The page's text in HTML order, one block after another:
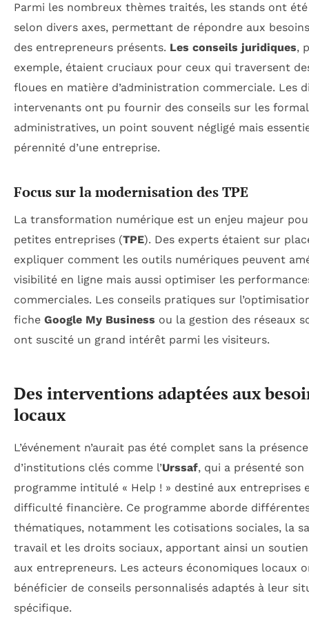
Parmi les nombreux thèmes traités, les stands ont
selon divers axes, permettant de répondre aux
des entrepreneurs présents. Les conseils juridiques,
exemple, étaient cruciaux pour ceux qui traversent
floues en matière d’administration commerciale. Les
intervenants ont pu fournir des conseils sur les
administratives, un point souvent négligé mais
pérennité d’une entreprise.
Focus sur la modernisation des TPE
La transformation numérique est un enjeu majeur
petites entreprises (TPE). Des experts étaient sur
expliquer comment les outils numériques peuvent
visibilité en ligne mais aussi optimiser les
commerciales. Les conseils pratiques sur
fiche Google My Business ou la gestion des réseaux
ont suscité un grand intérêt parmi les visiteurs.
Des interventions adaptées aux
locaux
L’événement n’aurait pas été complet sans la présence
d’institutions clés comme l’Urssaf, qui a présenté son
programme intitulé « Help ! » destiné aux entreprises
difficulté financière. Ce programme aborde
thématiques, notamment les cotisations sociales, la
travail et les droits sociaux, apportant ainsi un
aux entrepreneurs. Les acteurs économiques locaux
bénéficier de conseils personnalisés adaptés à leur
spécifique.